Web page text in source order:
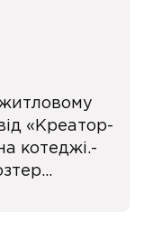
«Креатор-
котеджі.-